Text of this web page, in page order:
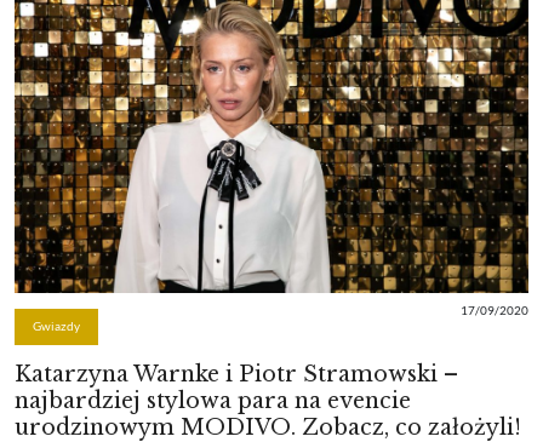
Gwiazdy
17/09/2020
Katarzyna Warnke i Piotr Stramowski –
najbardziej stylowa para na evencie
urodzinowym MODIVO. Zobacz, co założyli!